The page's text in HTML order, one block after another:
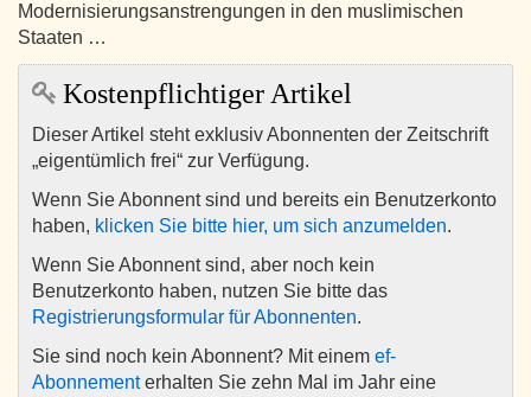
Modernisierungsanstrengungen in den muslimischen
Staaten …
Kostenpflichtiger Artikel
Dieser Artikel steht exklusiv Abonnenten der Zeitschrift
„eigentümlich frei“ zur Verfügung.
Wenn Sie Abonnent sind und bereits ein Benutzerkonto
haben, klicken Sie bitte hier, um sich anzumelden.
Wenn Sie Abonnent sind, aber noch kein
Benutzerkonto haben, nutzen Sie bitte das
Registrierungsformular für Abonnenten.
Sie sind noch kein Abonnent? Mit einem ef-
Abonnementerhalten Sie zehn Mal im Jahr eine